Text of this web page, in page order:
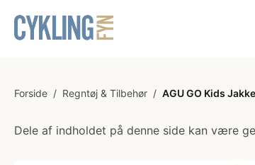
Forside / Regntøj & Tilbehør / AGU GO Kids
Dele af indholdet på denne side kan være